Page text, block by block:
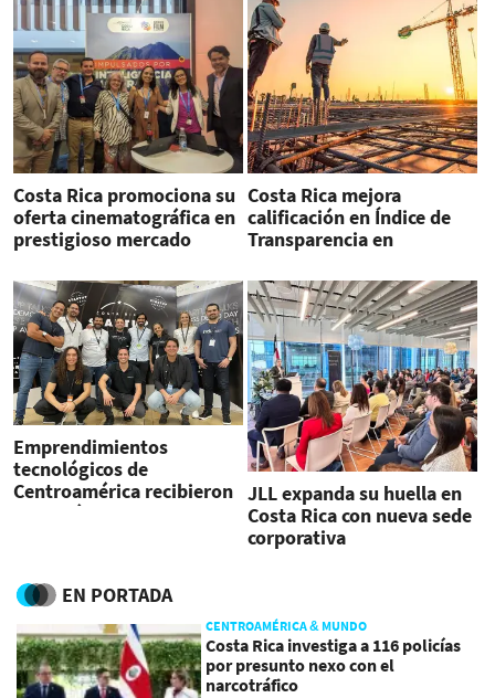
Costa Rica promociona su
oferta cinematográfica en
prestigioso mercado
Costa Rica mejora
calificación en Índice de
Transparencia en
Emprendimientos
tecnológicos de
Centroamérica recibieron
inversión de Caricaco
JLL expanda su huella en
Costa Rica con nueva sede
corporativa
EN PORTADA
CENTROAMÉRICA & MUNDO
Costa Rica investiga a 116 policías
por presunto nexo con el
narcotráfico